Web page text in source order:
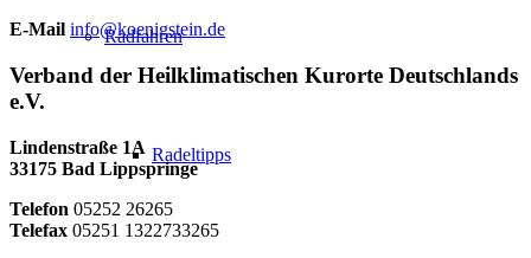
Radfahren
Radeltipps
E-Mail info@koenigstein.de
Verband der Heilklimatischen Kurorte Deutschlands
e.V.
Lindenstraße 1A
33175 Bad Lippspringe
Telefon 05252 26265
Telefax 05251 1322733265